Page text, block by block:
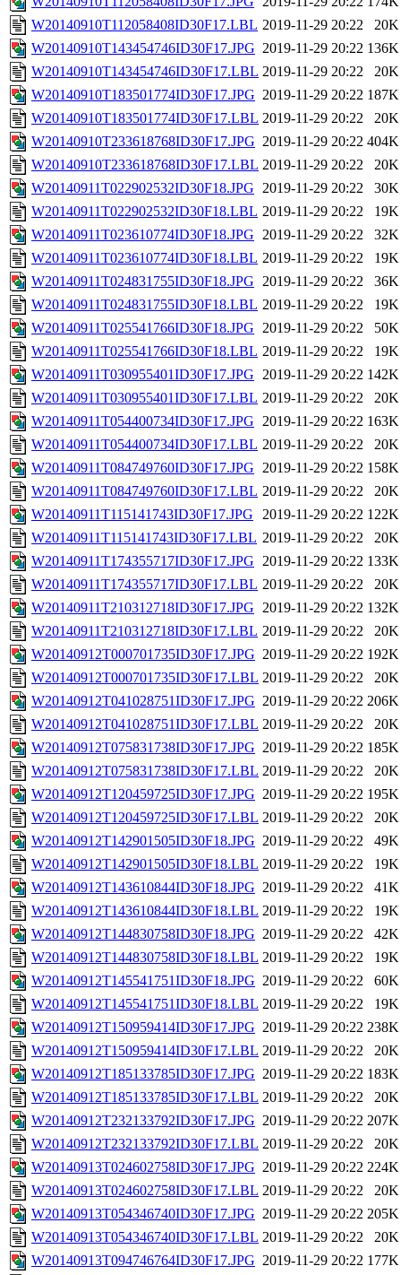
W20140910T112058408ID30F17.LBL 2019-11-29 20:22
20K
W20140910T143454746ID30F17.JPG 2019-11-29 20:22 136K
W20140910T143454746ID30F17.LBL 2019-11-29 20:22
20K
W20140910T183501774ID30F17.JPG 2019-11-29 20:22 187K
W20140910T183501774ID30F17.LBL 2019-11-29 20:22
20K
W20140910T233618768ID30F17.JPG 2019-11-29 20:22 404K
W20140910T233618768ID30F17.LBL 2019-11-29 20:22
20K
W20140911T022902532ID30F18.JPG 2019-11-29 20:22
30K
W20140911T022902532ID30F18.LBL 2019-11-29 20:22
19K
W20140911T023610774ID30F18.JPG 2019-11-29 20:22
32K
W20140911T023610774ID30F18.LBL 2019-11-29 20:22
19K
W20140911T024831755ID30F18.JPG 2019-11-29 20:22
36K
W20140911T024831755ID30F18.LBL 2019-11-29 20:22
19K
W20140911T025541766ID30F18.JPG 2019-11-29 20:22
50K
W20140911T025541766ID30F18.LBL 2019-11-29 20:22
19K
W20140911T030955401ID30F17.JPG 2019-11-29 20:22 142K
W20140911T030955401ID30F17.LBL 2019-11-29 20:22
20K
W20140911T054400734ID30F17.JPG 2019-11-29 20:22 163K
W20140911T054400734ID30F17.LBL 2019-11-29 20:22
20K
W20140911T084749760ID30F17.JPG 2019-11-29 20:22 158K
W20140911T084749760ID30F17.LBL 2019-11-29 20:22
20K
W20140911T115141743ID30F17.JPG
2019-11-29 20:22 122K
W20140911T115141743ID30F17.LBL 2019-11-29 20:22
20K
W20140911T174355717ID30F17.JPG 2019-11-29 20:22 133K
W20140911T174355717ID30F17.LBL 2019-11-29 20:22
20K
W20140911T210312718ID30F17.JPG 2019-11-29 20:22 132K
W20140911T210312718ID30F17.LBL 2019-11-29 20:22
20K
W20140912T000701735ID30F17.JPG 2019-11-29 20:22 192K
W20140912T000701735ID30F17.LBL 2019-11-29 20:22
20K
W20140912T041028751ID30F17.JPG 2019-11-29 20:22 206K
W20140912T041028751ID30F17.LBL 2019-11-29 20:22
20K
W20140912T075831738ID30F17.JPG 2019-11-29 20:22 185K
W20140912T075831738ID30F17.LBL 2019-11-29 20:22
20K
W20140912T120459725ID30F17.JPG 2019-11-29 20:22 195K
W20140912T120459725ID30F17.LBL 2019-11-29 20:22
20K
W20140912T142901505ID30F18.JPG 2019-11-29 20:22
49K
W20140912T142901505ID30F18.LBL 2019-11-29 20:22
19K
W20140912T143610844ID30F18.JPG 2019-11-29 20:22
41K
W20140912T143610844ID30F18.LBL 2019-11-29 20:22
19K
W20140912T144830758ID30F18.JPG 2019-11-29 20:22
42K
W20140912T144830758ID30F18.LBL 2019-11-29 20:22
19K
W20140912T145541751ID30F18.JPG 2019-11-29 20:22
60K
W20140912T145541751ID30F18.LBL 2019-11-29 20:22
19K
W20140912T150959414ID30F17.JPG 2019-11-29 20:22 238K
W20140912T150959414ID30F17.LBL 2019-11-29 20:22
20K
W20140912T185133785ID30F17.JPG 2019-11-29 20:22 183K
W20140912T185133785ID30F17.LBL 2019-11-29 20:22
20K
W20140912T232133792ID30F17.JPG 2019-11-29 20:22 207K
W20140912T232133792ID30F17.LBL 2019-11-29 20:22
20K
W20140913T024602758ID30F17.JPG 2019-11-29 20:22 224K
W20140913T024602758ID30F17.LBL 2019-11-29 20:22
20K
W20140913T054346740ID30F17.JPG 2019-11-29 20:22 205K
W20140913T054346740ID30F17.LBL 2019-11-29 20:22
20K
W20140913T094746764ID30F17.JPG 2019-11-29 20:22 177K